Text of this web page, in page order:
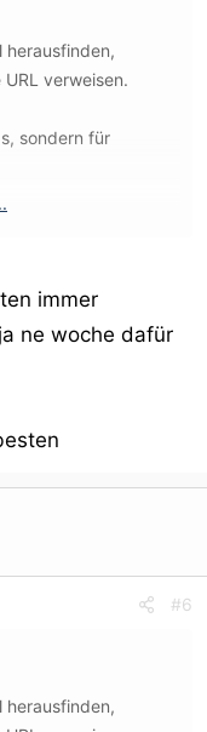
herausfinden,
verweisen.
sondern für
immer
ne woche dafür
#6
herausfinden,